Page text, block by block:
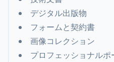
デジタル出版物
フォームと契約書
画像コレクション
プロフェッショナルポ